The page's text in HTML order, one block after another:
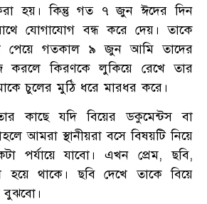
করা হয়। কিন্তু গত ৭ জুন ঈদের দিন
যোগাযোগ বন্ধ করে দেয়। তাকে
পেয়ে গতকাল ৯ জুন আমি তাদের
করলে কিরণকে লুকিয়ে রেখে তার
চুলের মুঠি ধরে মারধর করে।
তার কাছে যদি বিয়ের ডকুমেন্টস বা
আমরা স্থানীয়রা বসে বিষয়টি নিয়ে
পর্যায়ে যাবো। এখন প্রেম, ছবি,
হয়ে থাকে। ছবি দেখে তাকে বিয়ে
বুঝবো।